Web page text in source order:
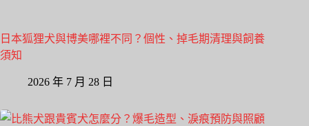
日本狐狸犬與博美哪裡不同？個性、掉毛期清理與飼養
須知
2026 年 7 月 28 日